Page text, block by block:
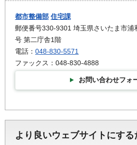
都市整備部 住宅課
郵便番号330-9301 埼玉県さいたま市浦
号 第二庁舎1階
電話： 048-830-5571
ファックス：048-830-4888
お問い合わせフォ
より良いウェブサイトにする